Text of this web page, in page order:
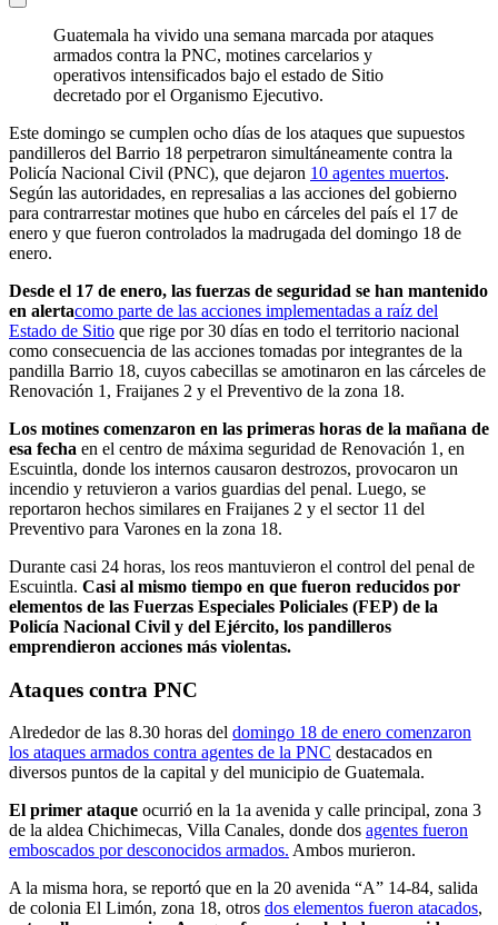
Guatemala ha vivido una semana marcada por ataques
armados contra la PNC, motines carcelarios y
operativos intensificados bajo el estado de Sitio
decretado por el Organismo Ejecutivo.
Este domingo se cumplen ocho días de los ataques que supuestos
pandilleros del Barrio 18 perpetraron simultáneamente contra la
Policía Nacional Civil (PNC), que dejaron 10 agentes muertos.
Según las autoridades, en represalias a las acciones del gobierno
para contrarrestar motines que hubo en cárceles del país el 17 de
enero y que fueron controlados la madrugada del domingo 18 de
enero.
Desde el 17 de enero, las fuerzas de seguridad se han mantenido
en alertacomo parte de las acciones implementadas a raíz del
Estado de Sitio que rige por 30 días en todo el territorio nacional
como consecuencia de las acciones tomadas por integrantes de la
pandilla Barrio 18, cuyos cabecillas se amotinaron en las cárceles de
Renovación 1, Fraijanes 2 y el Preventivo de la zona 18.
Los motines comenzaron en las primeras horas de la mañana de
esa fecha en el centro de máxima seguridad de Renovación 1, en
Escuintla, donde los internos causaron destrozos, provocaron un
incendio y retuvieron a varios guardias del penal. Luego, se
reportaron hechos similares en Fraijanes 2 y el sector 11 del
Preventivo para Varones en la zona 18.
Durante casi 24 horas, los reos mantuvieron el control del penal de
Escuintla. Casi al mismo tiempo en que fueron reducidos por
elementos de las Fuerzas Especiales Policiales (FEP) de la
Policía Nacional Civil y del Ejército, los pandilleros
emprendieron acciones más violentas.
Ataques contra PNC
Alrededor de las 8.30 horas del domingo 18 de enero comenzaron
los ataques armados contra agentes de la PNC destacados en
diversos puntos de la capital y del municipio de Guatemala.
El primer ataque ocurrió en la 1a avenida y calle principal, zona 3
de la aldea Chichimecas, Villa Canales, donde dos agentes fueron
emboscados por desconocidos armados. Ambos murieron.
A la misma hora, se reportó que en la 20 avenida “A” 14-84, salida
de colonia El Limón, zona 18, otros dos elementos fueron atacados,